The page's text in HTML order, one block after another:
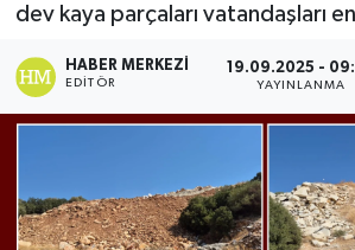
dev kaya parçaları vatandaşları
HABER MERKEZI
EDITÖR
19.09.2025 -
YAYINLANMA
Tüm Manşetler
Son Dakika Haberleri